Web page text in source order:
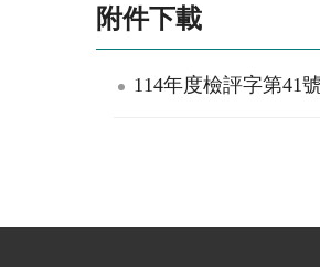
附件下載
114年度檢評字第41